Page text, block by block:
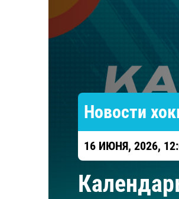
Новости
16 ИЮНЯ, 2026,